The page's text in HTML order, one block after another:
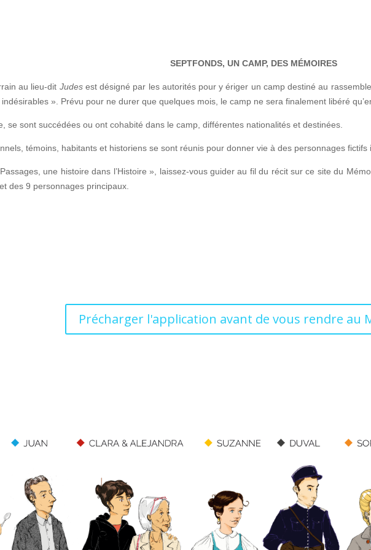
SEPTFONDS, UN CAMP, DES MÉMOIRES
au lieu-dit Judesest désigné par les autorités pour y ériger un camp destiné au
». Prévu pour ne durer que quelques mois, le camp ne sera finalement libéré
se sont succédées ou ont cohabité dans le camp, différentes nationalités et destinées.
témoins, habitants et historiens se sont réunis pour donner vie à des personnages fictifs
une histoire dans l’Histoire », laissez-vous guider au fil du récit sur ce site du
des 9 personnages principaux.
Précharger l'application avant de vous rendre au